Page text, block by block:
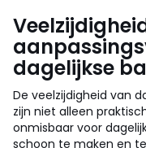
dagelijkse
De veelzijdigheid van
zijn niet alleen
onmisbaar voor
schoon te maken en